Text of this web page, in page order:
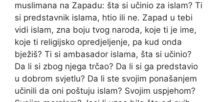
muslimana na Zapadu: šta si učinio za islam? Ti
si predstavnik islama, htio ili ne. Zapad u tebi
vidi islam, zna boju tvog naroda, koje ti je ime,
koje ti religijsko opredjeljenje, pa kud onda
bježiš? Ti si ambasador islama, šta si učinio?
Da li si zbog njega trčao? Da li si ga predstavio
u dobrom svjetlu? Da li ste svojim ponašanjem
učinili da oni poštuju islam? Svojim uspjehom?